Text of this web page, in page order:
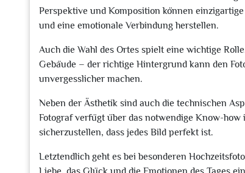
Perspektive und Komposition können
und eine emotionale Verbindung herstellen.
Auch die Wahl des Ortes spielt eine wichtige
Gebäude – der richtige Hintergrund kann den
unvergesslicher machen.
Neben der Ästhetik sind auch die technischen
Fotograf verfügt über das notwendige Know-
sicherzustellen, dass jedes Bild perfekt ist.
Letztendlich geht es bei besonderen